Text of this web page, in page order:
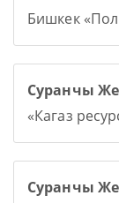
Бишкек
Суранчы
«Кагаз
Суранчы